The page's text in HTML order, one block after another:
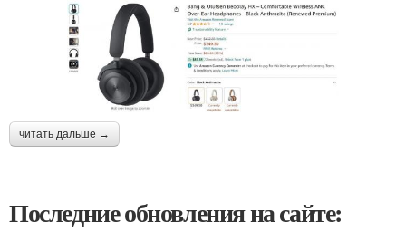
читать дальше →
Последние обновления на сайте: